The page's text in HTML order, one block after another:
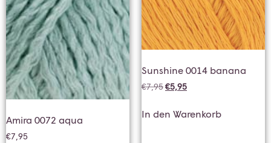
Amira 0072 aqua
€7,95
Sunshine 0014 banana
€7,95€5,95
In den Warenkorb